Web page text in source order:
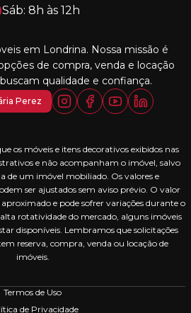
Sáb: 8h às 12h
em Londrina. Nossa missão é
de compra, venda e locação
qualidade e confiança.
Perez
os móveis e itens decorativos exibidos nas
e não acompanham o imóvel, salvo
de um imóvel mobiliado. Os valores e
ser ajustados sem aviso prévio. O valor
e pode sofrer variações durante o
rotatividade do mercado, alguns imóveis
disponíveis. Lembramos que solicitações
reserva, compra, venda ou locação de
imóveis.
Termos de Uso
de Privacidade